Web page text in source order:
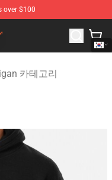
over $100
Mulligan Merchandise
카테고리